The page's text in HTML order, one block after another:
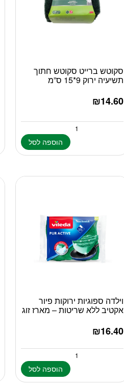
סקוטש ברייט סקוטש חתוך
תשיעיה ירוק 9*15 ס”מ
₪14.60
הוספה לסל
וילדה ספוגיות ירוקות פיור
אקטיב ללא שריטות – מארז זוג
₪16.40
הוספה לסל